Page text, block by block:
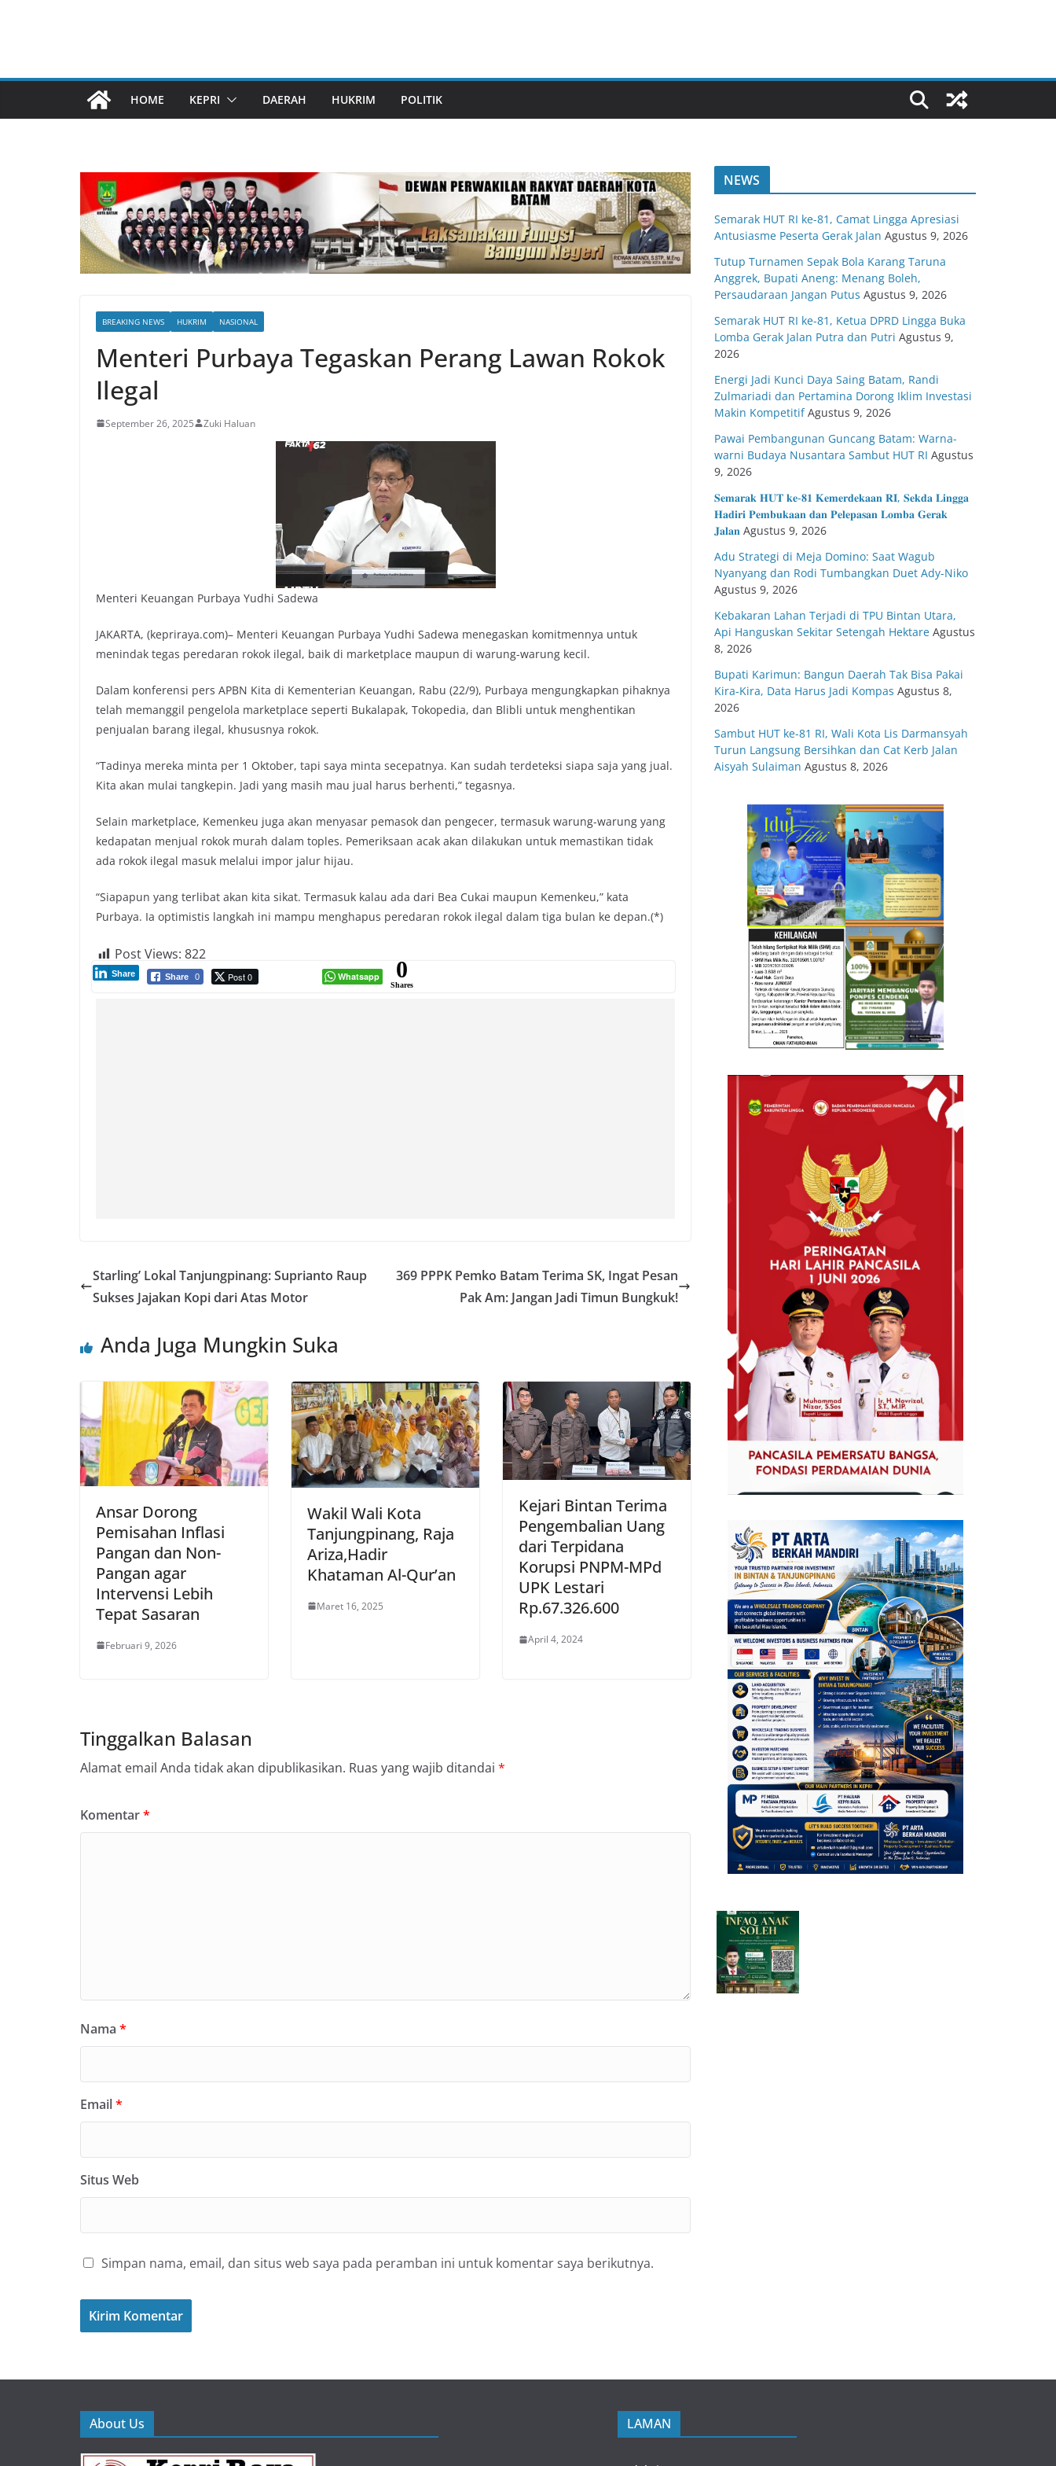
HOME KEPRI DAERAH HUKRIM POLITIK
BREAKING NEWS HUKRIM NASIONAL
Menteri Purbaya Tegaskan Perang Lawan Rokok
Ilegal
September 26, 2025 Zuki Haluan
Menteri Keuangan Purbaya Yudhi Sadewa
JAKARTA, (kepriraya.com)– Menteri Keuangan Purbaya Yudhi Sadewa menegaskan komitmennya untuk
menindak tegas peredaran rokok ilegal, baik di marketplace maupun di warung-warung kecil.
Dalam konferensi pers APBN Kita di Kementerian Keuangan, Rabu (22/9), Purbaya mengungkapkan pihaknya
telah memanggil pengelola marketplace seperti Bukalapak, Tokopedia, dan Blibli untuk menghentikan
penjualan barang ilegal, khususnya rokok.
“Tadinya mereka minta per 1 Oktober, tapi saya minta secepatnya. Kan sudah terdeteksi siapa saja yang jual.
Kita akan mulai tangkepin. Jadi yang masih mau jual harus berhenti,” tegasnya.
Selain marketplace, Kemenkeu juga akan menyasar pemasok dan pengecer, termasuk warung-warung yang
kedapatan menjual rokok murah dalam toples. Pemeriksaan acak akan dilakukan untuk memastikan tidak
ada rokok ilegal masuk melalui impor jalur hijau.
“Siapapun yang terlibat akan kita sikat. Termasuk kalau ada dari Bea Cukai maupun Kemenkeu,” kata
Purbaya. Ia optimistis langkah ini mampu menghapus peredaran rokok ilegal dalam tiga bulan ke depan.(*)
Post Views: 822
Share 0 Post 0
Share Whatsapp 0
Shares
Starling’ Lokal Tanjungpinang: Suprianto Raup
Sukses Jajakan Kopi dari Atas Motor
369 PPPK Pemko Batam Terima SK, Ingat Pesan
Pak Am: Jangan Jadi Timun Bungkuk!
Anda Juga Mungkin Suka
Ansar Dorong
Pemisahan Inflasi
Pangan dan Non-
Pangan agar
Intervensi Lebih
Tepat Sasaran
Februari 9, 2026
Wakil Wali Kota
Tanjungpinang, Raja
Ariza,Hadir
Khataman Al-Qur’an
Maret 16, 2025
Kejari Bintan Terima
Pengembalian Uang
dari Terpidana
Korupsi PNPM-MPd
UPK Lestari
Rp.67.326.600
April 4, 2024
Tinggalkan Balasan
Alamat email Anda tidak akan dipublikasikan. Ruas yang wajib ditandai *
Komentar*
Nama *
Email*
Situs Web
Simpan nama, email, dan situs web saya pada peramban ini untuk komentar saya berikutnya.
NEWS
Semarak HUT RI ke-81, Camat Lingga Apresiasi
Antusiasme Peserta Gerak Jalan Agustus 9, 2026
Tutup Turnamen Sepak Bola Karang Taruna
Anggrek, Bupati Aneng: Menang Boleh,
Persaudaraan Jangan Putus Agustus 9, 2026
Semarak HUT RI ke-81, Ketua DPRD Lingga Buka
Lomba Gerak Jalan Putra dan Putri Agustus 9,
2026
Energi Jadi Kunci Daya Saing Batam, Randi
Zulmariadi dan Pertamina Dorong Iklim Investasi
Makin Kompetitif Agustus 9, 2026
Pawai Pembangunan Guncang Batam: Warna-
warni Budaya Nusantara Sambut HUT RI Agustus
9, 2026
𝐒𝐞𝐦𝐚𝐫𝐚𝐤 𝐇𝐔𝐓 𝐤𝐞-𝟖𝟏 𝐊𝐞𝐦𝐞𝐫𝐝𝐞𝐤𝐚𝐚𝐧 𝐑𝐈, 𝐒𝐞𝐤𝐝𝐚 𝐋𝐢𝐧𝐠𝐠𝐚
𝐇𝐚𝐝𝐢𝐫𝐢 𝐏𝐞𝐦𝐛𝐮𝐤𝐚𝐚𝐧 𝐝𝐚𝐧 𝐏𝐞𝐥𝐞𝐩𝐚𝐬𝐚𝐧 𝐋𝐨𝐦𝐛𝐚 𝐆𝐞𝐫𝐚𝐤
𝐉𝐚𝐥𝐚𝐧 Agustus 9, 2026
Adu Strategi di Meja Domino: Saat Wagub
Nyanyang dan Rodi Tumbangkan Duet Ady-Niko
Agustus 9, 2026
Kebakaran Lahan Terjadi di TPU Bintan Utara,
Api Hanguskan Sekitar Setengah Hektare Agustus
8, 2026
Bupati Karimun: Bangun Daerah Tak Bisa Pakai
Kira-Kira, Data Harus Jadi Kompas Agustus 8,
2026
Sambut HUT ke-81 RI, Wali Kota Lis Darmansyah
Turun Langsung Bersihkan dan Cat Kerb Jalan
Aisyah Sulaiman Agustus 8, 2026
About Us LAMAN